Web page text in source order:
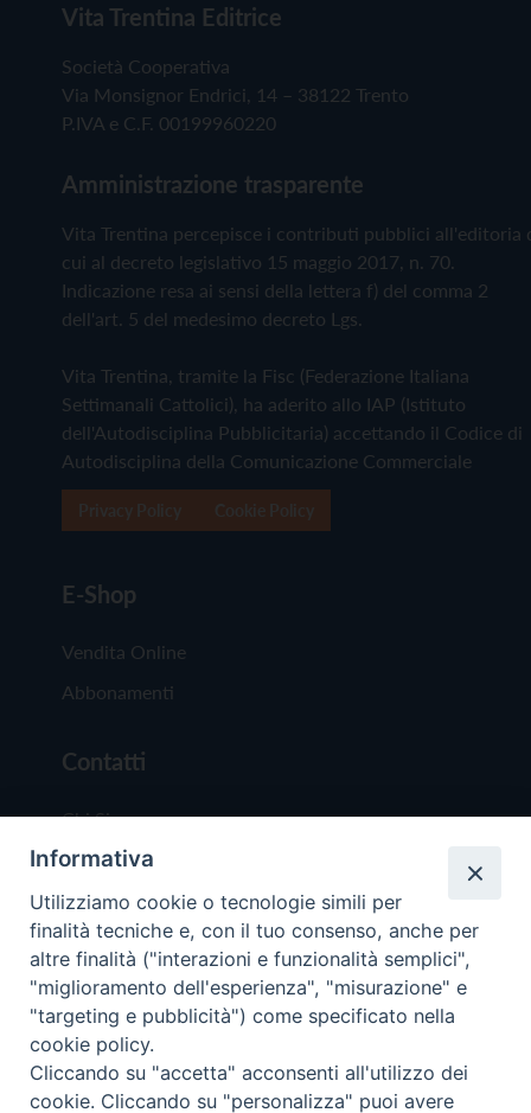
Vita Trentina Editrice
Società Cooperativa
Via Monsignor Endrici, 14 – 38122 Trento
P.IVA e C.F. 00199960220
Amministrazione trasparente
Vita Trentina percepisce i contributi pubblici all'editoria
cui al decreto legislativo 15 maggio 2017, n. 70.
Indicazione resa ai sensi della lettera f) del comma 2
dell'art. 5 del medesimo decreto Lgs.
Vita Trentina, tramite la Fisc (Federazione Italiana
Settimanali Cattolici), ha aderito allo IAP (Istituto
dell'Autodisciplina Pubblicitaria) accettando il Codice di
Autodisciplina della Comunicazione Commerciale
E-Shop
Vendita Online
Abbonamenti
Contatti
Chi Siamo
Redazione
Scrivici
Copyright © 2019 - Tutti i diritti riservati - Vita
Trentina Editrice
Informativa
Utilizziamo cookie o tecnologie simili per
finalità tecniche e, con il tuo consenso, anche per
altre finalità ("interazioni e funzionalità semplici",
"miglioramento dell'esperienza", "misurazione" e
"targeting e pubblicità") come specificato nella
cookie policy.
Cliccando su "accetta" acconsenti all'utilizzo dei
cookie. Cliccando su "personalizza" puoi avere